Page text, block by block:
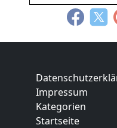
Impressum
Kategorien
Startseite